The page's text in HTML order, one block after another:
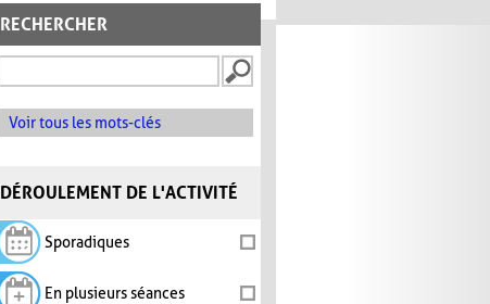
RECHERCHER
Voir tous les mots-clés
DÉROULEMENT DE L'ACTIVITÉ
Sporadiques
En plusieurs séances